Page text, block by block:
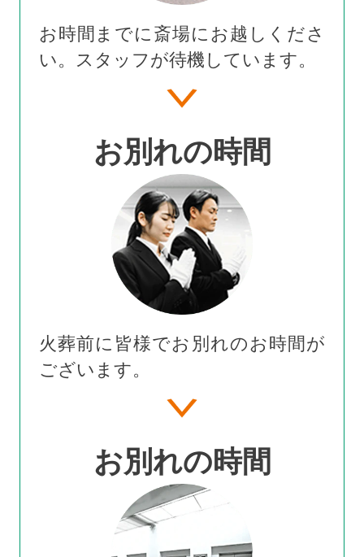
お時間までに斎場にお越しくださ
い。スタッフが待機しています。
お別れの時間
火葬前に皆様でお別れのお時間が
ございます。
お別れの時間